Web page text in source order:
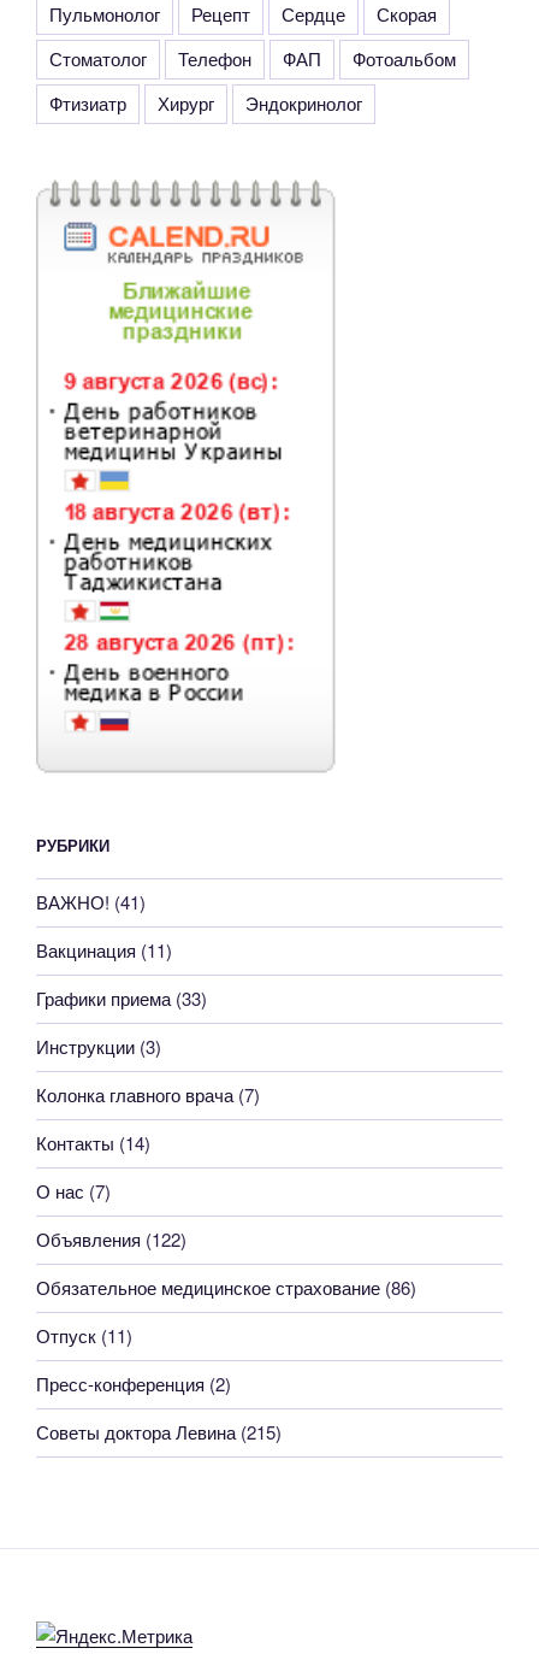
Пульмонолог
Рецепт Сердце
Скорая
Стоматолог
Телефон ФАП
Фотоальбом
Фтизиатр
Хирург Эндокринолог
РУБРИКИ
ВАЖНО! (41)
Вакцинация (11)
Графики приема(33)
Инструкции (3)
Колонка главного врача(7)
Контакты (14)
О нас (7)
Объявления (122)
Обязательное медицинское страхование (86)
Отпуск (11)
Пресс-конференция (2)
Советы доктора Левина(215)